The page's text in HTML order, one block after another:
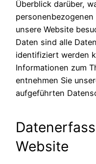
Überblick darüber,
unsere Website
Daten sind alle
identifiziert werden
Informationen zum
entnehmen Sie
aufgeführten
Website